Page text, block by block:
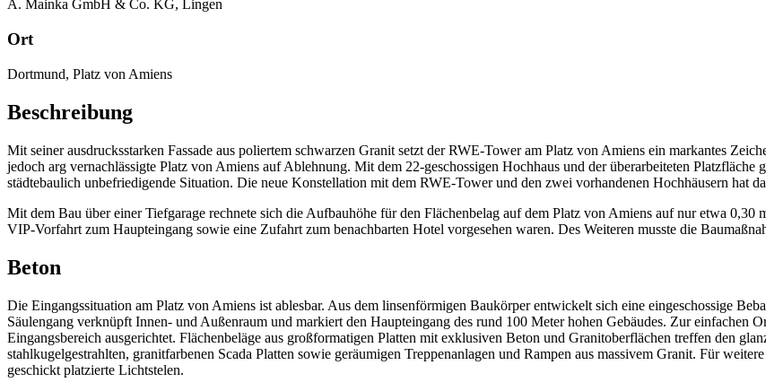
A. Mainka GmbH & Co. KG, Lingen
Ort
Dortmund, Platz von Amiens
Beschreibung
Mit seiner ausdrucksstarken Fassade aus poliertem schwarzen Granit setzt der RWE-Tower am Platz von Amiens ein markantes
jedoch arg vernachlässigte Platz von Amiens auf Ablehnung. Mit dem 22-geschossigen Hochhaus und der überarbeiteten
städtebaulich unbefriedigende Situation. Die neue Konstellation mit dem RWE-Tower und den zwei vorhandenen Hochhäusern hat
Mit dem Bau über einer Tiefgarage rechnete sich die Aufbauhöhe für den Flächenbelag auf dem Platz von Amiens auf nur etwa 0,30
VIP-Vorfahrt zum Haupteingang sowie eine Zufahrt zum benachbarten Hotel vorgesehen waren. Des Weiteren musste die
Beton
Die Eingangssituation am Platz von Amiens ist ablesbar. Aus dem linsenförmigen Baukörper entwickelt sich eine eingeschossige
Säulengang verknüpft Innen- und Außenraum und markiert den Haupteingang des rund 100 Meter hohen Gebäudes. Zur einfachen
Eingangsbereich ausgerichtet. Flächenbeläge aus großformatigen Platten mit exklusiven Beton und Granitoberflächen treffen den
stahlkugelgestrahlten, granitfarbenen Scada Platten sowie geräumigen Treppenanlagen und Rampen aus massivem Granit. Für
geschickt platzierte Lichtstelen.